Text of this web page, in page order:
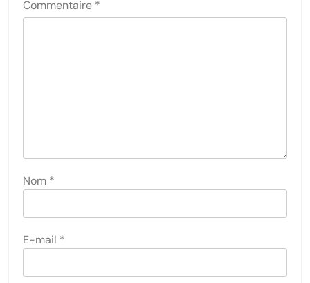
Commentaire *
Nom *
E-mail *